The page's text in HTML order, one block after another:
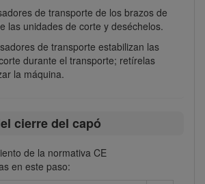
de transporte de los brazos de
las unidades de corte y deséchelos.
de transporte estabilizan las
durante el transporte; retírelas
la máquina.
cierre del capó
de la normativa CE
en este paso: